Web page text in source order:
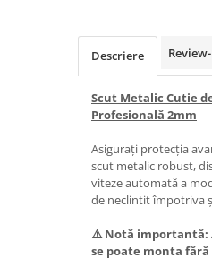
Carlige Jaecoo
Carlige Jaecoo 5
Carlige Jaecoo 7
Carlige Jaecoo E5
Descriere
Scut Metalic Cutie
Profesională 2mm
Asigurați protecția
scut metalic robust,
viteze automată a
de neclintit împotriva
⚠️ Notă importantă:
se poate monta